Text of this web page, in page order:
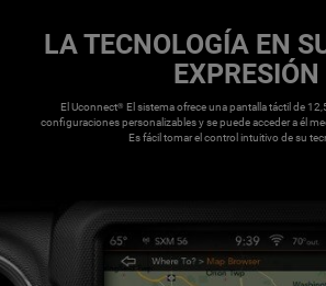
LA TECNOLOGÍA EN
EXPRESIÓN
El Uconnect® El sistema ofrece una pantalla táctil de
configuraciones personalizables y se puede acceder a él
Es fácil tomar el control intuitivo de su